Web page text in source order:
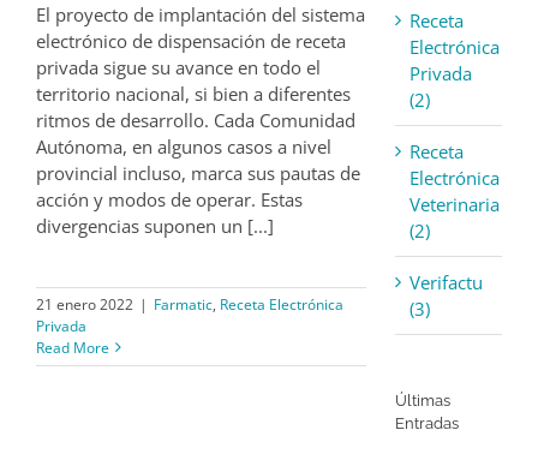
El proyecto de implantación del sistema
electrónico de dispensación de receta
privada sigue su avance en todo el
territorio nacional, si bien a diferentes
ritmos de desarrollo. Cada Comunidad
Autónoma, en algunos casos a nivel
provincial incluso, marca sus pautas de
acción y modos de operar. Estas
divergencias suponen un [...]
21 enero 2022 | Farmatic, Receta Electrónica
Privada
Read More
Receta
Electrónica
Privada
(2)
Receta
Electrónica
Veterinaria
(2)
Verifactu
(3)
Últimas
Entradas